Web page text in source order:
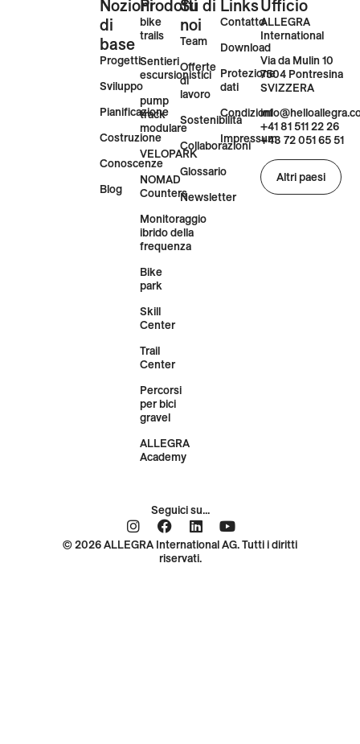
Nozioni
di
base
Progetti
Sviluppo
Pianificazione
Costruzione
Conoscenze
Blog
Prodotti
bike
trails
Sentieri
escursionistici
pump
track
modulare
VELOPARK
NOMAD
Counters
Monitoraggio
ibrido della
frequenza
Bike
park
Skill
Center
Trail
Center
Percorsi
per bici
gravel
ALLEGRA
Academy
Su di
noi
Team
Offerte
di
lavoro
Sostenibilità
Collaborazioni
Glossario
Newsletter
Links
Contatto
Download
Protezione
dati
Condizioni
Impressum
Ufficio
ALLEGRA
International
Via da Mulin 10
7504 Pontresina
SVIZZERA
+41 81 511 22 26
+43 72 051 65 51
Altri paesi
Seguici su...
© 2026 ALLEGRA International AG. Tutti i diritti
riservati.